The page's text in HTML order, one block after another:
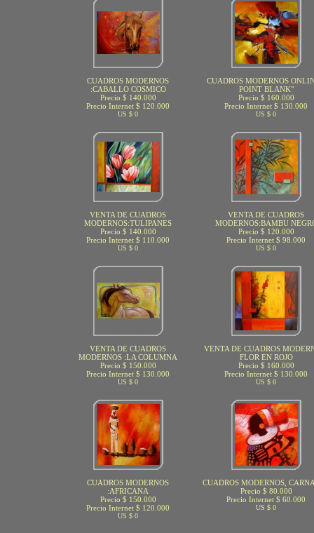
CUADROS MODERNOS
:CABALLO COSMICO
Precio $ 140.000
Precio Internet $ 120.000
US $ 0
CUADROS MODERNOS
POINT BLANK"
Precio $ 160.000
Precio Internet $ 130.000
US $ 0
VENTA DE CUADROS
MODERNOS:TULIPANES
Precio $ 140.000
Precio Internet $ 110.000
US $ 0
VENTA DE CUADROS
MODERNOS:BAMBU
Precio $ 120.000
Precio Internet $ 98.000
US $ 0
VENTA DE CUADROS
MODERNOS :LA COLUMNA
Precio $ 150.000
Precio Internet $ 130.000
US $ 0
VENTA DE CUADROS
FLOR EN ROJO
Precio $ 160.000
Precio Internet $ 130.000
US $ 0
CUADROS MODERNOS
:AFRICANA
Precio $ 150.000
Precio Internet $ 120.000
US $ 0
CUADROS MODERNOS,
Precio $ 80.000
Precio Internet $ 60.000
US $ 0